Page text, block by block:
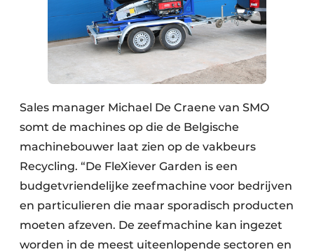
Zeven & Brekers
Bedrijfsafval
Bouw & Sloopafval
Elektronisch Afval
Glasrecyclage
Houtafval
Kunststofafval
Sales manager Michael De Craene van SMO
somt de machines op die de Belgische
machinebouwer laat zien op de vakbeurs
Recycling. “De FleXiever Garden is een
budgetvriendelijke zeefmachine voor bedrijven
en particulieren die maar sporadisch producten
moeten afzeven. De zeefmachine kan ingezet
worden in de meest uiteenlopende sectoren en